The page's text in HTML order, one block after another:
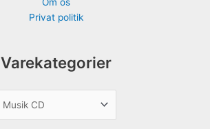
Privat politik
Varekategorier